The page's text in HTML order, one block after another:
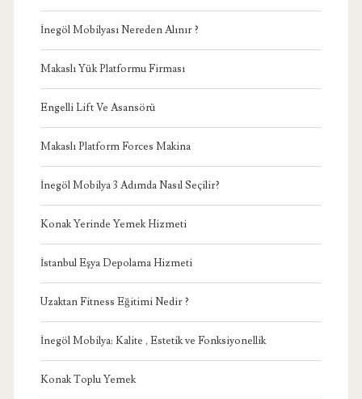
İnegöl Mobilyası Nereden Alınır ?
Makaslı Yük Platformu Firması
Engelli Lift Ve Asansörü
Makaslı Platform Forces Makina
İnegöl Mobilya 3 Adımda Nasıl Seçilir?
Konak Yerinde Yemek Hizmeti
İstanbul Eşya Depolama Hizmeti
Uzaktan Fitness Eğitimi Nedir ?
İnegöl Mobilya: Kalite , Estetik ve Fonksiyonellik
Konak Toplu Yemek